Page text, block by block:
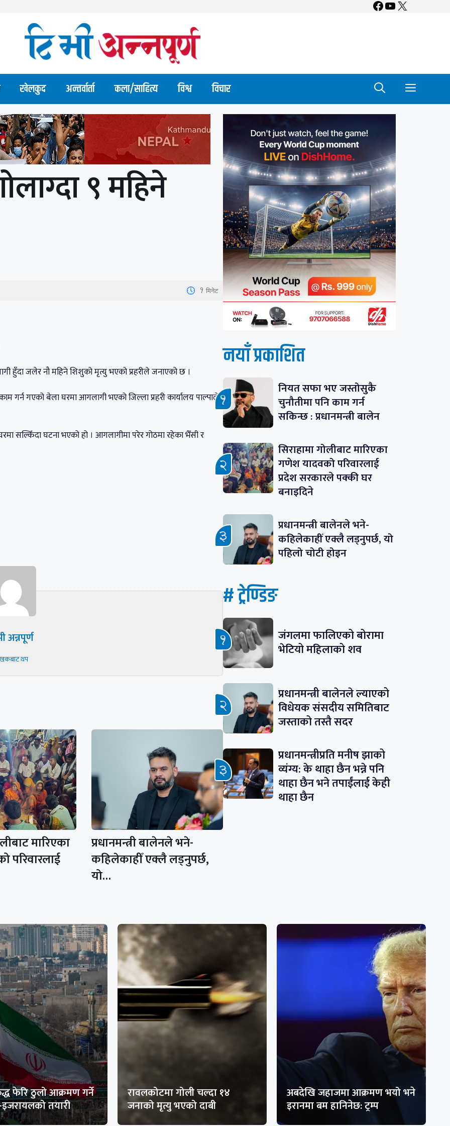
Facebook
YouTube
X
खेलकुद अन्तर्वार्ता कला/साहित्य विश्व विचार
९ महिने
1 मिनेट
हुँदा जलेर नौ महिने शिशुको मृत्यु भएको प्रहरीले जनाएको छ ।
गर्न गएको बेला घरमा आगलागी भएको जिल्ला प्रहरी कार्यालय पाल्पाले
सल्किँदा घटना भएको हो । आगलागीमा परेर गोठमा रहेका भैँसी र
अन्नपूर्ण
थप
मारिएका
परिवारलाई
प्रधानमन्त्री बालेनले भने-
कहिलेकाहीँ एक्लै लड्नुपर्छ,
यो…
नयाँ प्रकाशित
नियत सफा भए जस्तोसुकै
चुनौतीमा पनि काम गर्न
सकिन्छ : प्रधानमन्त्री बालेन
सिराहामा गोलीबाट मारिएका
गणेश यादवको परिवारलाई
प्रदेश सरकारले पक्की घर
बनाइदिने
प्रधानमन्त्री बालेनले भने-
कहिलेकाहीँ एक्लै लड्नुपर्छ, यो
पहिलो चोटी होइन
# ट्रेण्डिङ
जंगलमा फालिएको बोरामा
भेटियो महिलाको शव
प्रधानमन्त्री बालेनले ल्याएको
विधेयक संसदीय समितिबाट
जस्ताको तस्तै सदर
प्रधानमन्त्रीप्रति मनीष झाको
व्यंग्य: के थाहा छैन भन्ने पनि
थाहा छैन भने तपाईंलाई केही
थाहा छैन
फेरि ठुलो आक्रमण गर्ने
तयारी
रावलकोटमा गोली चल्दा १४
जनाको मृत्यु भएको दाबी
अबदेखि जहाजमा आक्रमण भयो भने
इरानमा बम हानिनेछ: ट्रम्प